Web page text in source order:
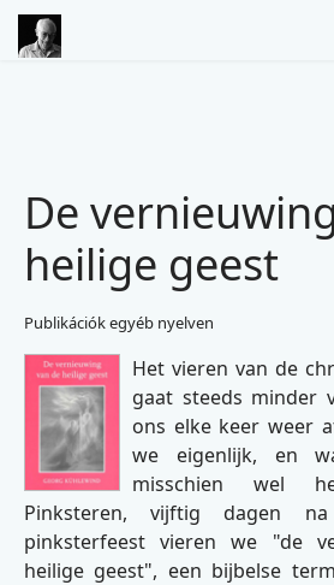
De
heilige geest
Publikációk egyéb nyelven
Het vieren van de
gaat steeds minder
ons elke keer weer
we eigenlijk, en
misschien wel
Pinksteren, vijftig dagen
pinksterfeest vieren we "de
heilige geest", een bijbelse